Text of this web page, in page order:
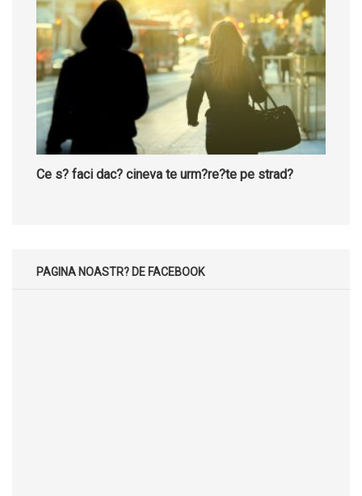
Ce s? faci dac? cineva te urm?re?te pe strad?
PAGINA NOASTR? DE FACEBOOK